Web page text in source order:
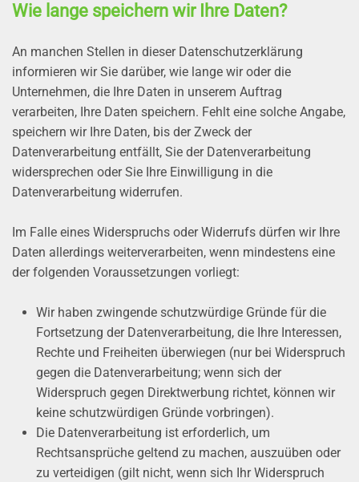
Wie lange speichern wir Ihre Daten?
An manchen Stellen in dieser Datenschutzerklärung
informieren wir Sie darüber, wie lange wir oder die
Unternehmen, die Ihre Daten in unserem Auftrag
verarbeiten, Ihre Daten speichern. Fehlt eine solche Angabe,
speichern wir Ihre Daten, bis der Zweck der
Datenverarbeitung entfällt, Sie der Datenverarbeitung
widersprechen oder Sie Ihre Einwilligung in die
Datenverarbeitung widerrufen.
Im Falle eines Widerspruchs oder Widerrufs dürfen wir Ihre
Daten allerdings weiterverarbeiten, wenn mindestens eine
der folgenden Voraussetzungen vorliegt:
Wir haben zwingende schutzwürdige Gründe für die
Fortsetzung der Datenverarbeitung, die Ihre Interessen,
Rechte und Freiheiten überwiegen (nur bei Widerspruch
gegen die Datenverarbeitung; wenn sich der
Widerspruch gegen Direktwerbung richtet, können wir
keine schutzwürdigen Gründe vorbringen).
Die Datenverarbeitung ist erforderlich, um
Rechtsansprüche geltend zu machen, auszuüben oder
zu verteidigen (gilt nicht, wenn sich Ihr Widerspruch